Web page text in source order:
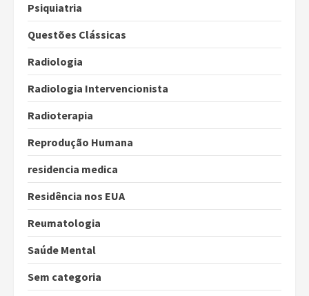
Psiquiatria
Questões Clássicas
Radiologia
Radiologia Intervencionista
Radioterapia
Reprodução Humana
residencia medica
Residência nos EUA
Reumatologia
Saúde Mental
Sem categoria